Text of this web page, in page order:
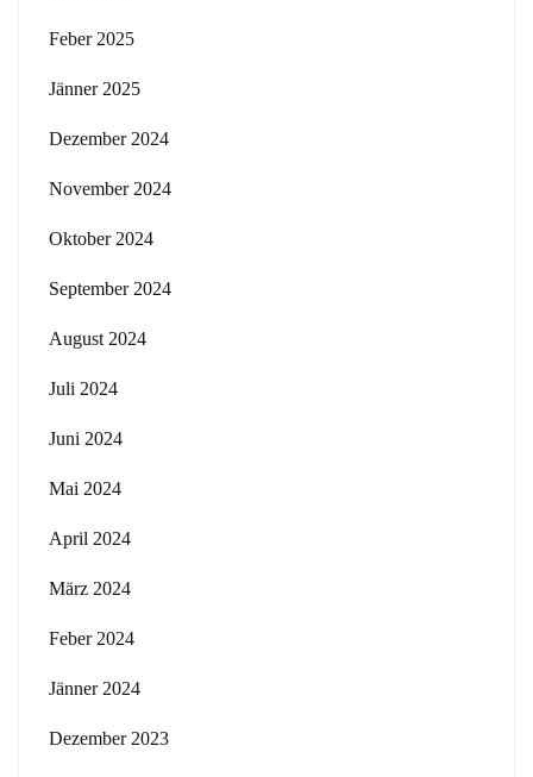
Feber 2025
Jänner 2025
Dezember 2024
November 2024
Oktober 2024
September 2024
August 2024
Juli 2024
Juni 2024
Mai 2024
April 2024
März 2024
Feber 2024
Jänner 2024
Dezember 2023